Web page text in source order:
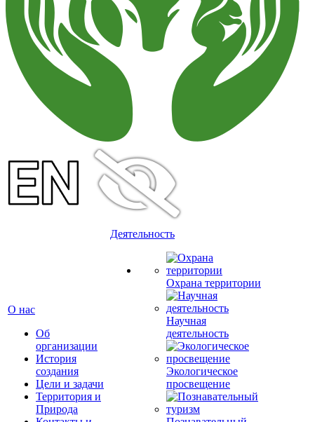
О нас
Об
организации
История
создания
Цели и задачи
Территория и
Природа
Деятельность
Охрана территории
Научная
деятельность
Экологическое
просвещение